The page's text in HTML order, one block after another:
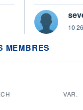
10
MEMBRES
VAR.